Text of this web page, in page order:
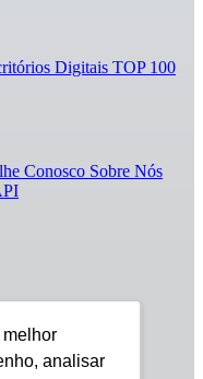
analisar
Digitais TOP 100
Conosco Sobre Nós